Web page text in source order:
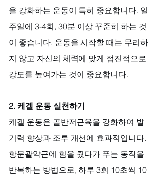
을 강화하는 운동이 특히 중요합니다. 일
주일에 3-4회, 30분 이상 꾸준히 하는 것
이 좋습니다. 운동을 시작할 때는 무리하
지 않고 자신의 체력에 맞게 점진적으로
강도를 높여가는 것이 중요합니다.
2. 케겔 운동 실천하기
케겔 운동은 골반저근육을 강화하여 발
기력 향상과 조루 개선에 효과적입니다.
항문괄약근에 힘을 줬다가 푸는 동작을
반복하는 방법으로, 하루 3회 10초씩 10